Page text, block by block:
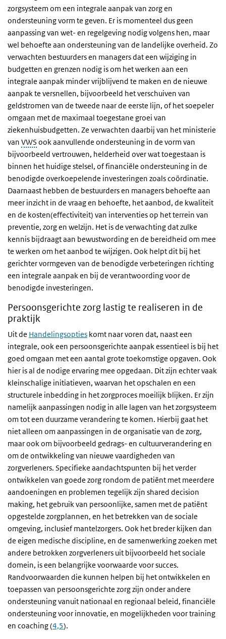
zorgsysteem om een integrale aanpak van zorg en
ondersteuning vorm te geven. Er is momenteel dus geen
aanpassing van wet- en regelgeving nodig volgens hen, maar
wel behoefte aan ondersteuning van de landelijke overheid. Zo
verwachten bestuurders en managers dat een wijziging in
budgetten en grenzen nodig is om het werken aan een
integrale aanpak minder vrijblijvend te maken en de nieuwe
aanpak te versnellen, bijvoorbeeld het verschuiven van
geldstromen van de tweede naar de eerste lijn, of het soepeler
omgaan met de maximaal toegestane groei van
ziekenhuisbudgetten. Ze verwachten daarbij van het ministerie
van VWS ook aanvullende ondersteuning in de vorm van
bijvoorbeeld vertrouwen, helderheid over wat toegestaan is
binnen het huidige stelsel, of financiële ondersteuning in de
benodigde overkoepelende investeringen zoals coördinatie.
Daarnaast hebben de bestuurders en managers behoefte aan
meer inzicht in de vraag en behoefte, het aanbod, de kwaliteit
en de kosten(effectiviteit) van interventies op het terrein van
preventie, zorg en welzijn. Het is de verwachting dat zulke
kennis bijdraagt aan bewustwording en de bereidheid om mee
te werken om het aanbod te wijzigen. Ook helpt dit bij het
gerichter vormgeven van de benodigde verbeteringen richting
een integrale aanpak en bij de verantwoording voor de
benodigde investeringen.
Persoonsgerichte zorg lastig te realiseren in de
praktijk
Uit de Handelingsopties komt naar voren dat, naast een
integrale, ook een persoonsgerichte aanpak essentieel is bij het
goed omgaan met een aantal grote toekomstige opgaven. Ook
hier is al de nodige ervaring mee opgedaan. Dit zijn echter vaak
kleinschalige initiatieven, waarvan het opschalen en een
structurele inbedding in het zorgproces moeilijk blijken. Er zijn
namelijk aanpassingen nodig in alle lagen van het zorgsysteem
om tot een duurzame verandering te komen. Hierbij gaat het
niet alleen om aanpassingen in de organisatie van de zorg,
maar ook om bijvoorbeeld gedrags- en cultuurverandering en
om de ontwikkeling van nieuwe vaardigheden van
zorgverleners. Specifieke aandachtspunten bij het verder
ontwikkelen van goede zorg rondom de patiënt met meerdere
aandoeningen en problemen tegelijk zijn shared decision
making, het gebruik van persoonlijke, samen met de patiënt
opgestelde zorgplannen, en het betrekken van de sociale
omgeving, inclusief mantelzorgers. Ook het breder kijken dan
de eigen medische discipline, en de samenwerking zoeken met
andere betrokken zorgverleners uit bijvoorbeeld het sociale
domein, is een belangrijke voorwaarde voor succes.
Randvoorwaarden die kunnen helpen bij het ontwikkelen en
toepassen van persoonsgerichte zorg zijn onder andere
ondersteuning vanuit nationaal en regionaal beleid, financiële
ondersteuning voor innovatie, en mogelijkheden voor training
en coaching (4,5).